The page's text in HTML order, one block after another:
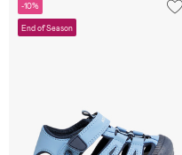
-10%
End of Season